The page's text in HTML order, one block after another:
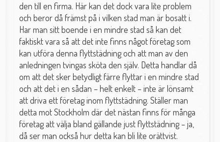
den till en firma. Här kan det dock vara lite problem
och beror då främst på i vilken stad man är bosatt i.
Har man sitt boende i en mindre stad så kan det
faktiskt vara så att det inte finns något företag som
kan utföra denna flyttstädning och att man av den
anledningen tvingas sköta den själv. Detta handlar då
om att det sker betydligt färre flyttar i en mindre stad
och att det i en sådan – helt enkelt – inte är lönsamt
att driva ett företag inom flyttstädning. Ställer man
detta mot Stockholm där det nästan finns för många
företag att välja bland gällande just flyttstädning – ja,
då ser man också hur detta kan bli lite orättvist.